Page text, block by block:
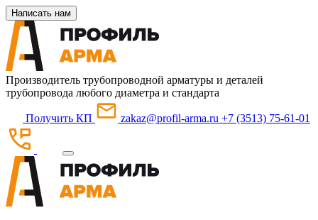
Написать нам
Производитель трубопроводной арматуры и деталей
трубопровода любого диаметра и стандарта
Получить КП zakaz@profil-arma.ru +7 (3513) 75-61-01